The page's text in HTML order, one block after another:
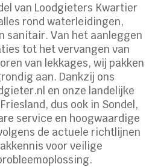
van Loodgieters Kwartier
rond waterleidingen,
sanitair. Van het aanleggen
tot het vervangen van
van lekkages, wij pakken
aan. Dankzij ons
en onze landelijke
dus ook in Sondel,
service en hoogwaardige
de actuele richtlijnen
voor veilige